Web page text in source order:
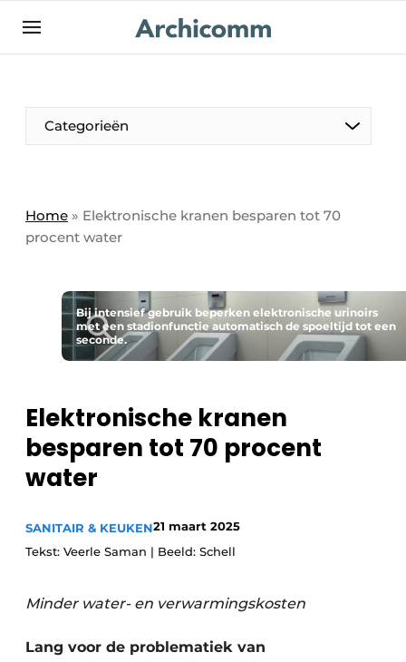
NL be-FR
Categorieën
Meet theArchitect
Home » Elektronische kranen besparen tot 70
procent water
Bij intensief gebruik beperken elektronische urinoirs
met een stadionfunctie automatisch de spoeltijd tot een
seconde.
Elektronische kranen
besparen tot 70 procent
water
SANITAIR & KEUKEN21 maart 2025
Tekst: Veerle Saman | Beeld: Schell
Minder water- en verwarmingskosten
Lang voor de problematiek van